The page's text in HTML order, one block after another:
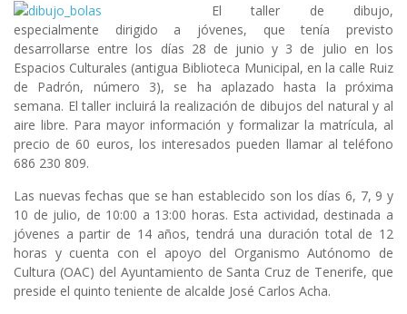
El taller de dibujo,
especialmente dirigido a jóvenes, que tenía previsto
desarrollarse entre los días 28 de junio y 3 de julio en los
Espacios Culturales (antigua Biblioteca Municipal, en la calle Ruiz
de Padrón, número 3), se ha aplazado hasta la próxima
semana. El taller incluirá la realización de dibujos del natural y al
aire libre. Para mayor información y formalizar la matrícula, al
precio de 60 euros, los interesados pueden llamar al teléfono
686 230 809.
Las nuevas fechas que se han establecido son los días 6, 7, 9 y
10 de julio, de 10:00 a 13:00 horas. Esta actividad, destinada a
jóvenes a partir de 14 años, tendrá una duración total de 12
horas y cuenta con el apoyo del Organismo Autónomo de
Cultura (OAC) del Ayuntamiento de Santa Cruz de Tenerife, que
preside el quinto teniente de alcalde José Carlos Acha.